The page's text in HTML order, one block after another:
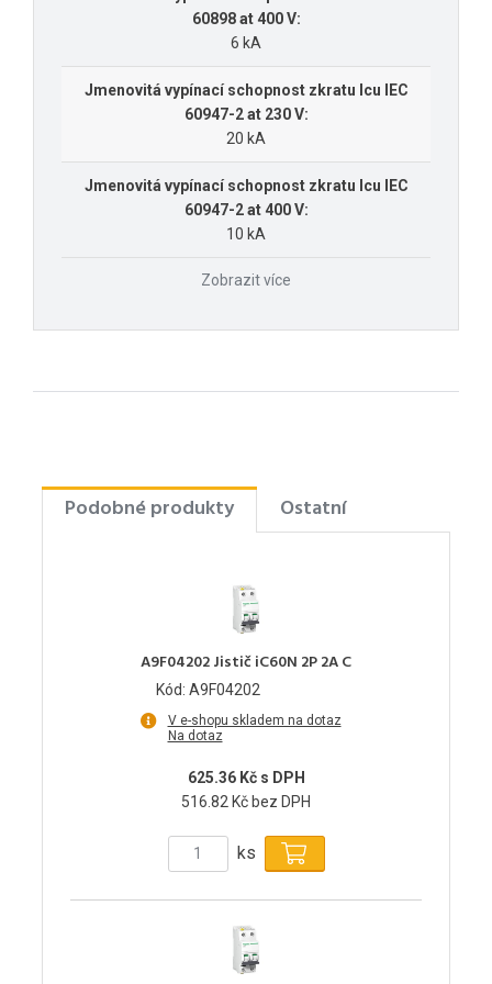
60898 at 400 V:
6 kA
Jmenovitá vypínací schopnost zkratu Icu IEC
60947-2 at 230 V:
20 kA
Jmenovitá vypínací schopnost zkratu Icu IEC
60947-2 at 400 V:
10 kA
Zobrazit více
Podobné produkty Ostatní
A9F04202 Jistič iC60N 2P 2A C
Kód: A9F04202
V e-shopu skladem na dotaz
Na dotaz
625.36 Kč s DPH
516.82 Kč bez DPH
ks